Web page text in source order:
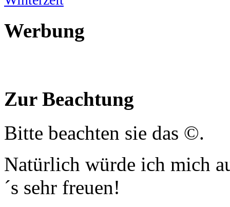
Werbung
Zur Beachtung
Bitte beachten sie das ©.
Natürlich würde ich mich
´s sehr freuen!